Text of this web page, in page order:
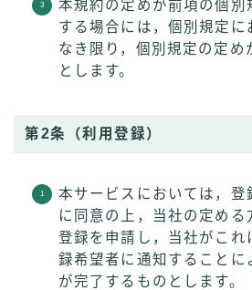
本規約の定めが前項の個別
する場合には，個別規定に
なき限り，個別規定の定め
とします。
第2条（利用登録）
本サービスにおいては，登
に同意の上，当社の定める
登録を申請し，当社がこれ
録希望者に通知することに
が完了するものとします。